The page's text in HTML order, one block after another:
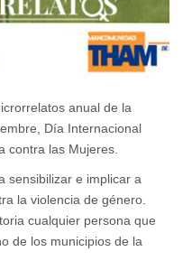
anual de la
Día Internacional
contra las Mujeres.
sensibilizar e implicar a
la violencia de género.
cualquier persona que
de los municipios de la